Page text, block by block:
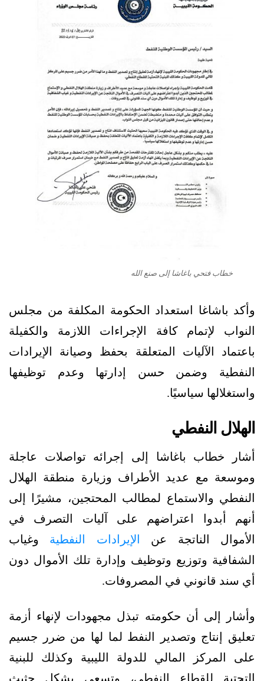
خطاب فتحي باغاشا إلى صنع الله
وأكد باشاغا استعداد الحكومة المكلفة من مجلس
النواب لإتمام كافة الإجراءات اللازمة والكفيلة
باعتماد الآليات المتعلقة بحفظ وصيانة الإيرادات
النفطية وضمن حسن إدارتها وعدم توظيفها
واستغلالها سياسيًا.
الهلال النفطي
أشار خطاب باغاشا إلى إجرائه تواصلات عاجلة
وموسعة مع عديد الأطراف وزيارة منطقة الهلال
النفطي والاستماع لمطالب المحتجين، مشيرًا إلى
أنهم أبدوا اعتراضهم على آليات التصرف في
الأموال الناتجة عن
الإيرادات النفطية وغياب
الشفافية وتوزيع وتوظيف وإدارة تلك الأموال دون
أي سند قانوني في المصروفات.
وأشار إلى أن حكومته تبذل مجهودات لإنهاء أزمة
تعليق إنتاج وتصدير النفط لما لها من ضرر جسيم
على المركز المالي للدولة الليبية وكذلك للبنية
التحتية للقطاع النفطي، وتسعى بشكل حثيث